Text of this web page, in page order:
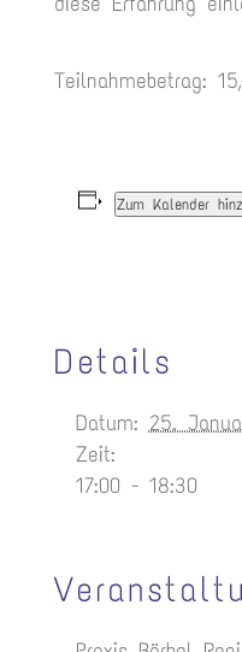
Teilnahmebetrag:
Zum Kalender
Details
Datum: 25.
Zeit:
17:00 - 18:30